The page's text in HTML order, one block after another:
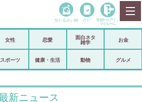
政治
スポーツ
当たる占い師 占い 登録• ログイン
マイルーム
女性 恋愛
面白ネタ
雑学
お金
スポーツ 健康・生活 動物 グルメ
新ニュース